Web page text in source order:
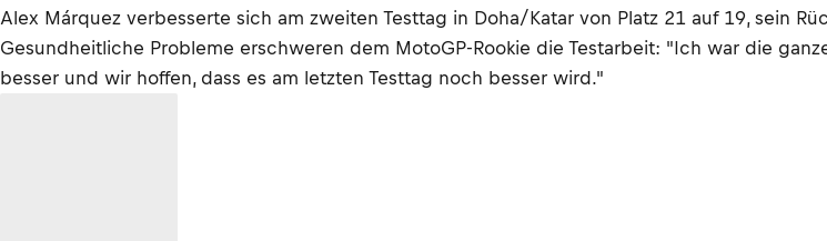
Alex Márquez verbesserte sich am zweiten Testtag in Doha/Katar von Platz 21 auf 19, sein
Gesundheitliche Probleme erschweren dem MotoGP-Rookie die Testarbeit: "Ich war die
besser und wir hoffen, dass es am letzten Testtag noch besser wird."